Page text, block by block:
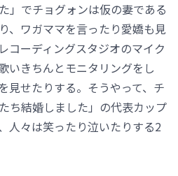
」でチョグォンは仮の妻である
、ワガママを言ったり愛嬌も見
コーディングスタジオのマイク
いきちんとモニタリングをし
見せたりする。そうやって、チ
ち結婚しました」の代表カップ
人々は笑ったり泣いたりする2